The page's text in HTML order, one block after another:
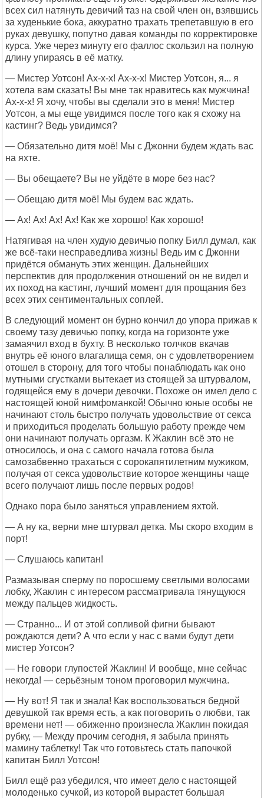
всех сил натянуть девичий таз на свой член он, взявшись
за худенькие бока, аккуратно трахать трепетавшую в его
руках девушку, попутно давая команды по корректировке
курса. Уже через минуту его фаллос скользил на полную
длину упираясь в её матку.
— Мистер Уотсон! Ах-х-х! Ах-х-х! Мистер Уотсон, я... я
хотела вам сказать! Вы мне так нравитесь как мужчина!
Ах-х-х! Я хочу, чтобы вы сделали это в меня! Мистер
Уотсон, а мы еще увидимся после того как я схожу на
кастинг? Ведь увидимся?
— Обязательно дитя моё! Мы с Джонни будем ждать вас
на яхте.
— Вы обещаете? Вы не уйдёте в море без нас?
— Обещаю дитя моё! Мы будем вас ждать.
— Ах! Ах! Ах! Ах! Как же хорошо! Как хорошо!
Натягивая на член худую девичью попку Билл думал, как
же всё-таки несправедлива жизнь! Ведь им с Джонни
придётся обмануть этих женщин. Дальнейших
перспектив для продолжения отношений он не видел и
их поход на кастинг, лучший момент для прощания без
всех этих сентиментальных соплей.
В следующий момент он бурно кончил до упора прижав к
своему тазу девичью попку, когда на горизонте уже
замаячил вход в бухту. В несколько толчков вкачав
внутрь её юного влагалища семя, он с удовлетворением
отошел в сторону, для того чтобы понаблюдать как оно
мутными сгустками вытекает из стоящей за штурвалом,
годящейся ему в дочери девочки. Похоже он имел дело с
настоящей юной нимфоманкой! Обычно юные особы не
начинают столь быстро получать удовольствие от секса
и приходиться проделать большую работу прежде чем
они начинают получать оргазм. К Жаклин всё это не
относилось, и она с самого начала готова была
самозабвенно трахаться с сорокапятилетним мужиком,
получая от секса удовольствие которое женщины чаще
всего получают лишь после первых родов!
Однако пора было заняться управлением яхтой.
— А ну ка, верни мне штурвал детка. Мы скоро входим в
порт!
— Слушаюсь капитан!
Размазывая сперму по поросшему светлыми волосами
лобку, Жаклин с интересом рассматривала тянущуюся
между пальцев жидкость.
— Странно... И от этой сопливой фигни бывают
рождаются дети? А что если у нас с вами будут дети
мистер Уотсон?
— Не говори глупостей Жаклин! И вообще, мне сейчас
некогда! — серьёзным тоном проговорил мужчина.
— Ну вот! Я так и знала! Как воспользоваться бедной
девушкой так время есть, а как поговорить о любви, так
времени нет! — обиженно произнесла Жаклин покидая
рубку, — Между прочим сегодня, я забыла принять
мамину таблетку! Так что готовьтесь стать папочкой
капитан Билл Уотсон!
Билл ещё раз убедился, что имеет дело с настоящей
молоденько сучкой, из которой вырастет большая